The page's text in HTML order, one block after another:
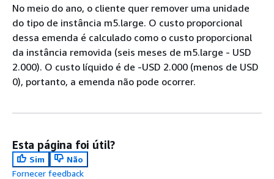
No meio do ano, o cliente quer remover uma unidade
do tipo de instância m5.large. O custo proporcional
dessa emenda é calculado como o custo proporcional
da instância removida (seis meses de m5.large - USD
2.000). O custo líquido é de -USD 2.000 (menos de USD
0), portanto, a emenda não pode ocorrer.
Esta página foi útil?
Sim
Não
Fornecer feedback